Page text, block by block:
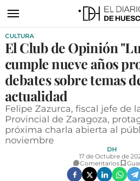
ACTUALIDAD
ECONOMÍA
TECNOLOGÍA
TURISMO
AGROALIMENTACIÓN
DEPORTES
CULTURA
El Club de Opinión
cumple nueve años
debates sobre temas
actualidad
Felipe Zazurca, fiscal jefe de
Provincial de Zaragoza,
próxima charla abierta al
noviembre
DH
17 de Octubre de
Comentarios